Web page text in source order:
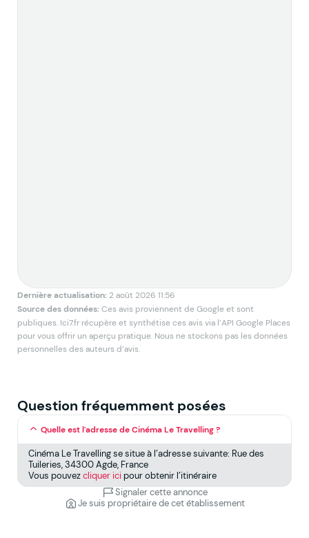
Dernière actualisation: 2 août 2026 11:56
Source des données: Ces avis proviennent de Google et sont
publiques. Ici7.fr récupère et synthétise ces avis via l’API Google Places
pour vous offrir un aperçu pratique. Nous ne stockons pas les données
personnelles des auteurs d’avis.
Question fréquemment posées
Quelle est l'adresse de Cinéma Le Travelling ?
Cinéma Le Travelling se situe à l’adresse suivante: Rue des
Tuileries, 34300 Agde, France
Vous pouvezcliquer icipour obtenir l’itinéraire
Signaler cette annonce
Je suis propriétaire de cet établissement